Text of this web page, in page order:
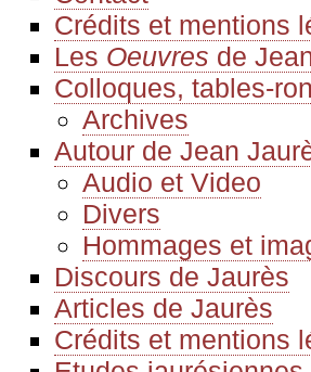
Crédits et mentions
Les Oeuvres de
Colloques, tables-
Archives
Autour de Jean
Audio et Video
Divers
Hommages et
Discours de Jaurès
Articles de Jaurès
Crédits et mentions